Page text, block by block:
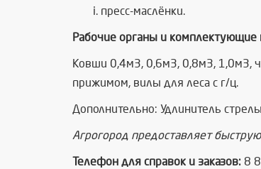
пресс-маслёнки.
Рабочие органы и
Ковши 0,4м3, 0,6м3, 0,8м3, 1,0м3,
прижимом, вилы для леса с г/ц.
Дополнительно: Удлинитель
Агрогород предоставляет
Телефон для справок и заказов: 8